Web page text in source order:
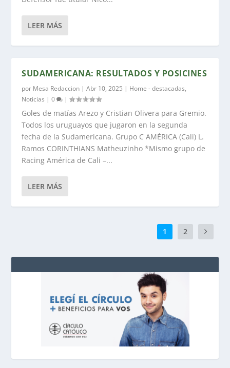
LEER MÁS
SUDAMERICANA: RESULTADOS Y POSICINES
por Mesa Redaccion |Abr 10, 2025 | Home - destacadas,
Noticias |0 |
Goles de matías Arezo y Cristian Olivera para Gremio.
Todos los uruguayos que jugaron en la segunda
fecha de la Sudamericana. Grupo C AMÉRICA (Cali) L.
Ramos CORINTHIANS Matheuzinho *Mismo grupo de
Racing América de Cali –...
LEER MÁS
1 2